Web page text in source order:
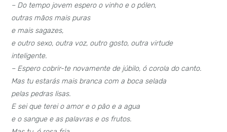
– Do tempo jovem espero o vinho e o pólen,
outras mãos mais puras
e mais sagazes,
e outro sexo, outra voz, outro gosto, outra virtude
inteligente.
– Espero cobrir-te novamente de júbilo, ó corola do canto.
Mas tu estarás mais branca com a boca selada
pelas pedras lisas.
E sei que terei o amor e o pão e a agua
e o sangue e as palavras e os frutos.